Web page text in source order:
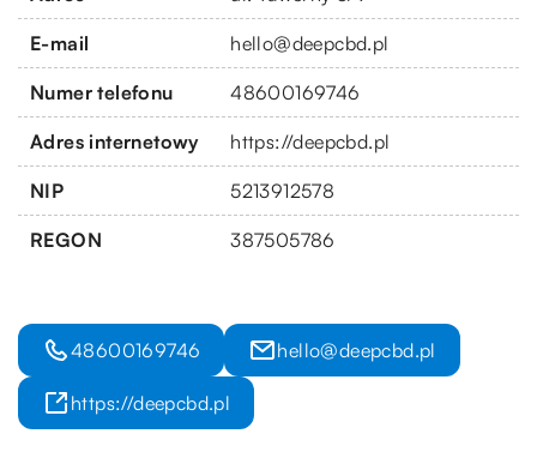
E-mail hello@deepcbd.pl
Numer telefonu 48600169746
Adres internetowy https://deepcbd.pl
NIP 5213912578
REGON 387505786
48600169746 hello@deepcbd.pl
https://deepcbd.pl